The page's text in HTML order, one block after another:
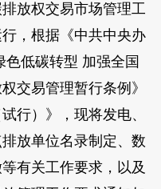
放权交易市场管理工
，根据《中共中央办
低碳转型 加强全国
交易管理暂行条例》
行）》，现将发电、
放单位名录制定、数
有关工作要求，以及